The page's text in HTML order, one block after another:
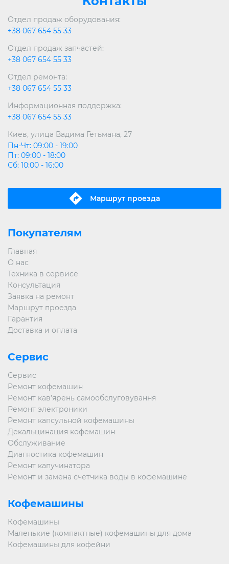
Отдел продаж оборудования:
+38 067 654 55 33
Отдел продаж запчастей:
+38 067 654 55 33
Отдел ремонта:
+38 067 654 55 33
Информационная поддержка:
+38 067 654 55 33
Киев, улица Вадима Гетьмана, 27
Пн-Чт: 09:00 - 19:00
Пт: 09:00 - 18:00
Сб: 10:00 - 16:00
Маршрут проeзда
Покупателям
Главная
О нас
Техника в сервисе
Консультация
Заявка на ремонт
Маршрут проезда
Гарантия
Доставка и оплата
Сервис
Сервис
Ремонт кофемашин
Ремонт кав’ярень самообслуговування
Ремонт электроники
Ремонт капсульной кофемашины
Декальцинация кофемашин
Обслуживание
Диагностика кофемашин
Ремонт капучинатора
Ремонт и замена счетчика воды в кофемашине
Кофемашины
Кофемашины
Маленькие (компактные) кофемашины для дома
Кофемашины для кофейни